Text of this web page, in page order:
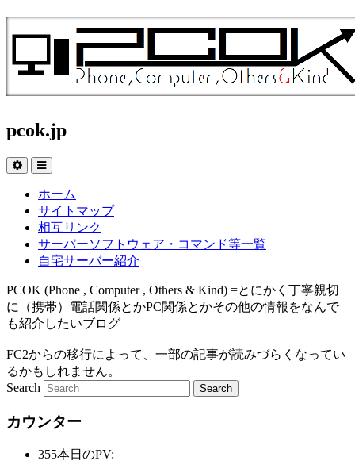
pcok.jp
ホーム
サイトマップ
相互リンク
サーバーソフトウェア・コマンド等一覧
自宅サーバー紹介
PCOK (Phone , Computer , Others & Kind) =とにかく丁寧親切
に（携帯）電話関係とかPC関係とかその他の情報をなんで
も紹介したいブログ
FC2からの移行によって、一部の記事が読みづらくなってい
るかもしれません。
Search
カウンター
355本日のPV: